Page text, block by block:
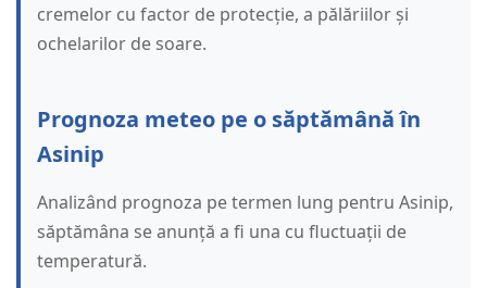
cremelor cu factor de protecție, a pălăriilor și
ochelarilor de soare.
Prognoza meteo pe o săptămână în
Asinip
Analizând prognoza pe termen lung pentru Asinip,
săptămâna se anunță a fi una cu fluctuații de
temperatură.